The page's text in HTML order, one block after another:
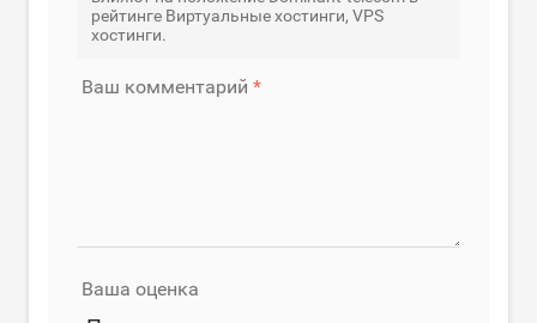
рейтинге Виртуальные хостинги, VPS
хостинги.
Ваш комментарий
Ваша оценка